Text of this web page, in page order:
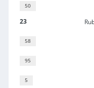
50
23
58
95
5